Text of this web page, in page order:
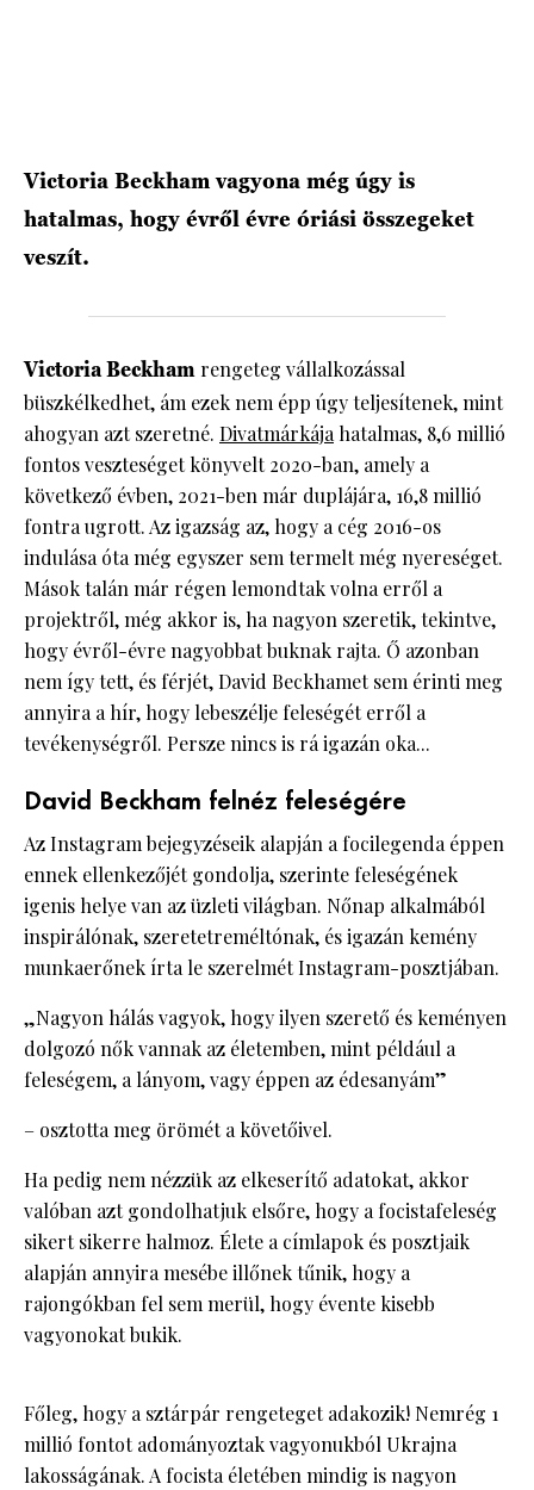
Victoria Beckham vagyona még úgy is
hatalmas, hogy évről évre óriási összegeket
veszít.
Victoria Beckham rengeteg vállalkozással
büszkélkedhet, ám ezek nem épp úgy teljesítenek, mint
ahogyan azt szeretné. Divatmárkája hatalmas, 8,6 millió
fontos veszteséget könyvelt 2020-ban, amely a
következő évben, 2021-ben már duplájára, 16,8 millió
fontra ugrott. Az igazság az, hogy a cég 2016-os
indulása óta még egyszer sem termelt még nyereséget.
Mások talán már régen lemondtak volna erről a
projektről, még akkor is, ha nagyon szeretik, tekintve,
hogy évről-évre nagyobbat buknak rajta. Ő azonban
nem így tett, és férjét, David Beckhamet sem érinti meg
annyira a hír, hogy lebeszélje feleségét erről a
tevékenységről. Persze nincs is rá igazán oka...
David Beckham felnéz feleségére
Az Instagram bejegyzéseik alapján a focilegenda éppen
ennek ellenkezőjét gondolja, szerinte feleségének
igenis helye van az üzleti világban. Nőnap alkalmából
inspirálónak, szeretetreméltónak, és igazán kemény
munkaerőnek írta le szerelmét Instagram-posztjában.
„Nagyon hálás vagyok, hogy ilyen szerető és keményen
dolgozó nők vannak az életemben, mint például a
feleségem, a lányom, vagy éppen az édesanyám”
– osztotta meg örömét a követőivel.
Ha pedig nem nézzük az elkeserítő adatokat, akkor
valóban azt gondolhatjuk elsőre, hogy a focistafeleség
sikert sikerre halmoz. Élete a címlapok és posztjaik
alapján annyira mesébe illőnek tűnik, hogy a
rajongókban fel sem merül, hogy évente kisebb
vagyonokat bukik.
Főleg, hogy a sztárpár rengeteget adakozik! Nemrég 1
millió fontot adományoztak vagyonukból Ukrajna
lakosságának. A focista életében mindig is nagyon